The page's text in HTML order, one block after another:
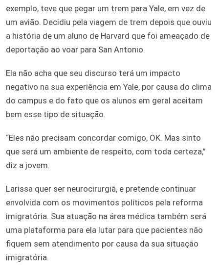
exemplo, teve que pegar um trem para Yale, em vez de
um avião. Decidiu pela viagem de trem depois que ouviu
a história de um aluno de Harvard que foi ameaçado de
deportação ao voar para San Antonio.
Ela não acha que seu discurso terá um impacto
negativo na sua experiência em Yale, por causa do clima
do campus e do fato que os alunos em geral aceitam
bem esse tipo de situação.
“Eles não precisam concordar comigo, OK. Mas sinto
que será um ambiente de respeito, com toda certeza,”
diz a jovem.
Larissa quer ser neurocirurgiã, e pretende continuar
envolvida com os movimentos políticos pela reforma
imigratória. Sua atuação na área médica também será
uma plataforma para ela lutar para que pacientes não
fiquem sem atendimento por causa da sua situação
imigratória.